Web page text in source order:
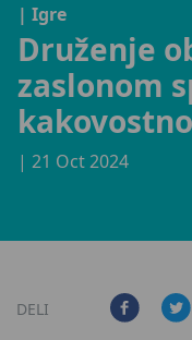
| Igre
Druženje
zaslonom
| 21 Oct 2024
DELI